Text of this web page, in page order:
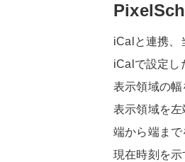
iCalと連携、
iCalで設定し
表示領域の幅
表示領域を左
端から端まで
現在時刻を示